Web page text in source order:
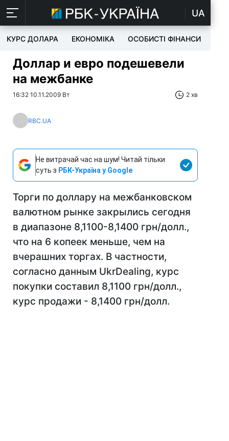
UA
КУРС ДОЛАРА ЕКОНОМІКА ОСОБИСТІ ФІНАНСИ
Доллар и евро подешевели
на межбанке
16:32 10.11.2009 Вт 2 хв
RBC.UA
Не витрачай час на шум! Читай тільки
суть з РБК-Україна у Google
Торги по доллару на межбанковском
валютном рынке закрылись сегодня
в диапазоне 8,1100-8,1400 грн/долл.,
что на 6 копеек меньше, чем на
вчерашних торгах. В частности,
согласно данным UkrDealing, курс
покупки составил 8,1100 грн/долл.,
курс продажи - 8,1400 грн/долл.